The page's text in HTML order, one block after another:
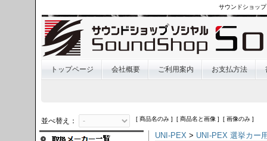
サウンドショッ
トップページ 会社概要 ご利用案内 お支払方法
並べ替え： [ 商品名のみ ] [ 商品名と画像 ] [ 画像のみ ]
UNI-PEX > UNI-PEX 選挙カー